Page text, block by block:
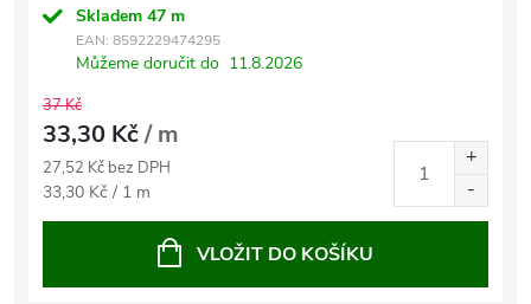
Skladem 47 m
EAN: 8592229474295
Můžeme doručit do 11.8.2026
37 Kč
33,30 Kč/ m
27,52 Kč bez DPH
Měrná
cena:
33,30 Kč / 1 m
VLOŽIT DO KOŠÍKU